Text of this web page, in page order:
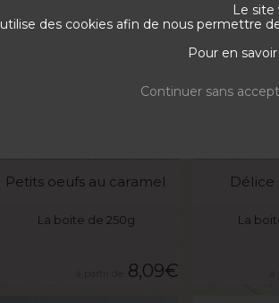
Petits oeufs au caramel
La boite de 250g
8,09€
Délice
La
Le site
utilise des cookies afin de nous permettre
Pour en
Continuer sans